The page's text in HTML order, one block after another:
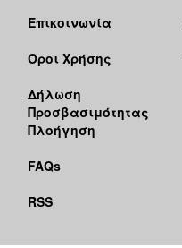
Επικοινωνία
Όροι Χρήσης
Δήλωση
Προσβασιμότητας
Πλοήγηση
FAQs
RSS